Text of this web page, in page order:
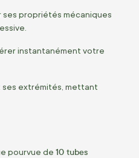
propriétés mécaniques
instantanément votre
extrémités, mettant
pourvue de 10 tubes